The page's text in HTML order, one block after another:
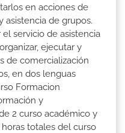
en acciones de
asistencia de grupos.
el servicio de asistencia
ejecutar y
de comercialización
en dos lenguas
Formacion
y
2 curso académico y
totales del curso